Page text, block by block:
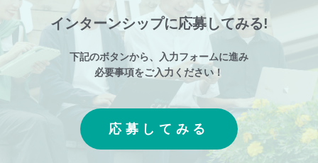
インターンシップに応募してみる!
下記のボタンから、入力フォームに進み
必要事項をご入力ください！
応募してみる